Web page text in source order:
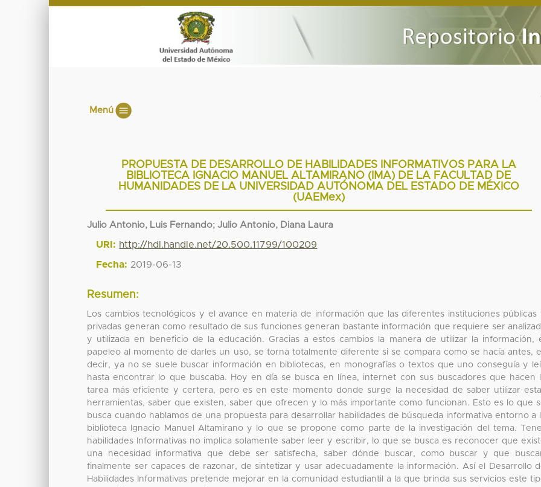
Menú
PROPUESTA DE DESARROLLO DE HABILIDADES INFORMATIVOS PARA LA
BIBLIOTECA IGNACIO MANUEL ALTAMIRANO (IMA) DE LA FACULTAD DE
HUMANIDADES DE LA UNIVERSIDAD AUTÓNOMA DEL ESTADO DE MÉXICO
(UAEMex)
Julio Antonio, Luis Fernando;Julio Antonio, Diana Laura
URI: http://hdl.handle.net/20.500.11799/100209
Fecha: 2019-06-13
Resumen:
Los cambios tecnológicos y el avance en materia de información que las diferentes instituciones públicas
privadas generan como resultado de sus funciones generan bastante información que requiere ser
y utilizada en beneficio de la educación. Gracias a estos cambios la manera de utilizar la información,
papeleo al momento de darles un uso, se torna totalmente diferente si se compara como se hacía antes,
decir, ya no se suele buscar información en bibliotecas, en monografías o textos que uno conseguía y
hasta encontrar lo que buscaba. Hoy en día se busca en línea, internet con sus buscadores que hacen
tarea más eficiente y certera, pero es en este momento donde surge la necesidad de saber utilizar
herramientas, saber que existen, saber que ofrecen y lo más importante como funcionan. Esto es lo que
busca cuando hablamos de una propuesta para desarrollar habilidades de búsqueda informativa entorno a
biblioteca Ignacio Manuel Altamirano y lo que se propone como parte de la investigación del tema.
habilidades Informativas no implica solamente saber leer y escribir, lo que se busca es reconocer que
una necesidad informativa que debe ser satisfecha, saber dónde buscar, como buscar y que
finalmente ser capaces de razonar, de sintetizar y usar adecuadamente la información. Así el Desarrollo
Habilidades Informativas pretende mejorar en la comunidad estudiantil a la que brinda sus servicios este